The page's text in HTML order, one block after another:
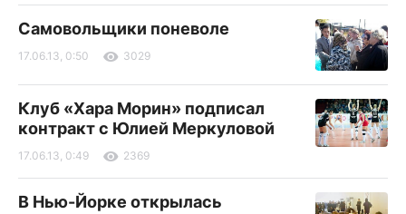
Самовольщики поневоле
17.06.13, 0:50 3029
Клуб «Хара Морин» подписал
контракт с Юлией Меркуловой
17.06.13, 0:49 2369
В Нью-Йорке открылась